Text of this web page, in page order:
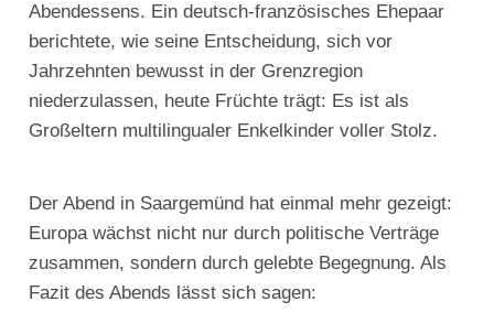
Abendessens. Ein deutsch-französisches Ehepaar
berichtete, wie seine Entscheidung, sich vor
Jahrzehnten bewusst in der Grenzregion
niederzulassen, heute Früchte trägt: Es ist als
Großeltern multilingualer Enkelkinder voller Stolz.
Der Abend in Saargemünd hat einmal mehr gezeigt:
Europa wächst nicht nur durch politische Verträge
zusammen, sondern durch gelebte Begegnung. Als
Fazit des Abends lässt sich sagen: